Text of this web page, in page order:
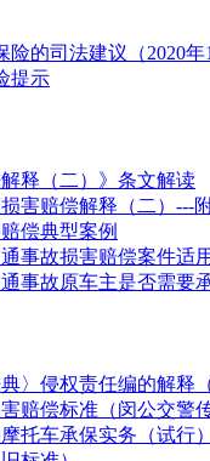
的司法建议（2020年
提示
释（二）》条文解读
害赔偿解释（二）---
偿典型案例
事故损害赔偿案件适
事故原车主是否需要
〉侵权责任编的解释
赔偿标准（闵公交警
托车承保实务（试行）